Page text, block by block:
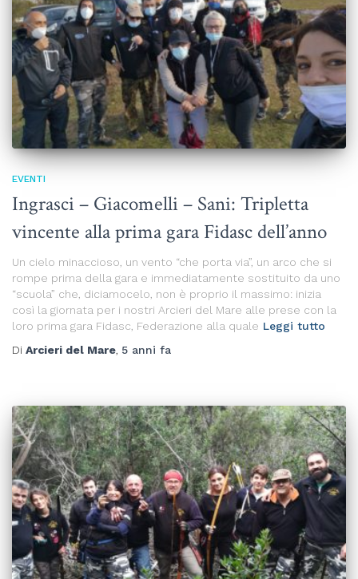
EVENTI
Ingrasci – Giacomelli – Sani: Tripletta
vincente alla prima gara Fidasc dell’anno
Un cielo minaccioso, un vento “che porta via”, un arco che si
rompe prima della gara e immediatamente sostituito da uno
“scuola” che, diciamocelo, non è proprio il massimo: inizia
così la giornata per i nostri Arcieri del Mare alle prese con la
loro prima gara Fidasc, Federazione alla quale Leggi tutto
Di Arcieri del Mare, 5 anni fa